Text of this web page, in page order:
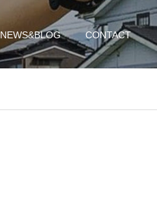
NEWS&BLOG CONTACT